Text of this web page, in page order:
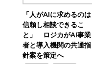
「人がAIに求めるのは
信頼し相談できるこ
と」 ロジカがAI事業
者と導入機関の共通指
針案を策定へ